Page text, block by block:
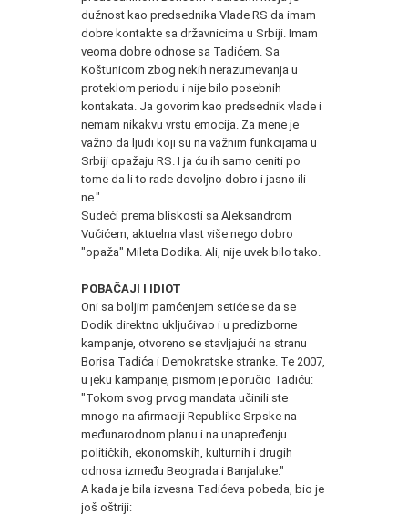
dužnost kao predsednika Vlade RS da imam
dobre kontakte sa državnicima u Srbiji. Imam
veoma dobre odnose sa Tadićem. Sa
Koštunicom zbog nekih nerazumevanja u
proteklom periodu i nije bilo posebnih
kontakata. Ja govorim kao predsednik vlade i
nemam nikakvu vrstu emocija. Za mene je
važno da ljudi koji su na važnim funkcijama u
Srbiji opažaju RS. I ja ću ih samo ceniti po
tome da li to rade dovoljno dobro i jasno ili
ne."
Sudeći prema bliskosti sa Aleksandrom
Vučićem, aktuelna vlast više nego dobro
"opaža" Mileta Dodika. Ali, nije uvek bilo tako.
POBAČAJI I IDIOT
Oni sa boljim pamćenjem setiće se da se
Dodik direktno uključivao i u predizborne
kampanje, otvoreno se stavljajući na stranu
Borisa Tadića i Demokratske stranke. Te 2007,
u jeku kampanje, pismom je poručio Tadiću:
"Tokom svog prvog mandata učinili ste
mnogo na afirmaciji Republike Srpske na
međunarodnom planu i na unapređenju
političkih, ekonomskih, kulturnih i drugih
odnosa između Beograda i Banjaluke."
A kada je bila izvesna Tadićeva pobeda, bio je
još oštriji: